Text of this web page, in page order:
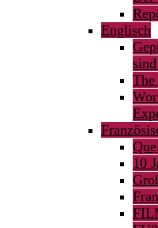
Englisch
10